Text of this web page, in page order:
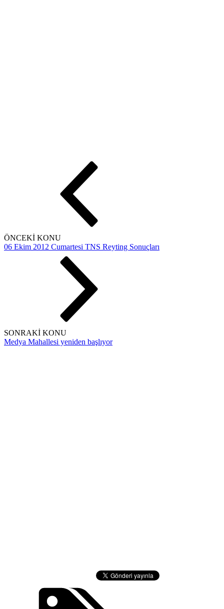
ÖNCEKİ KONU
06 Ekim 2012 Cumartesi TNS Reyting Sonuçları
SONRAKİ KONU
Medya Mahallesi yeniden başlıyor